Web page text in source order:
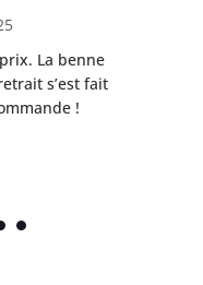
La benne
s’est fait
!